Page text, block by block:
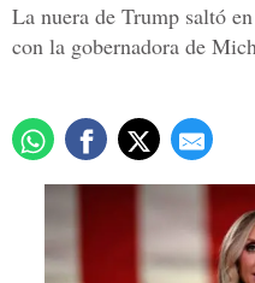
La nuera de Trump saltó
con la gobernadora de